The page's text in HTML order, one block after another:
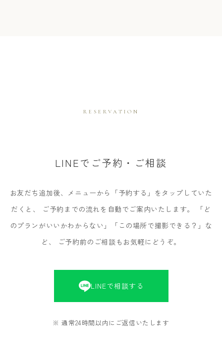
RESERVATION
LINEでご予約・ご相談
お友だち追加後、メニューから「予約する」をタップしていた
だくと、
ご予約までの流れを自動でご案内いたします。
「ど
のプランがいいかわからない」「この場所で撮影できる？」な
ど、
ご予約前のご相談もお気軽にどうぞ。
LINEで相談する
※ 通常24時間以内にご返信いたします